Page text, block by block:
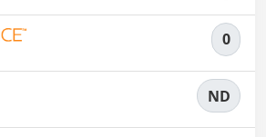
0
ND